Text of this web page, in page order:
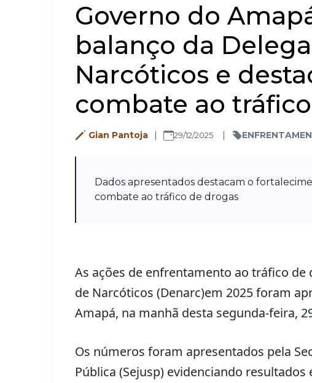
Governo do
balanço da
Narcóticos e
combate ao
Gian Pantoja 29/12/2025
Dados apresentados destacam o
combate ao tráfico de drogas
As ações de enfrentamento ao tráfico de
de Narcóticos (Denarc)em 2025 foram
Amapá, na manhã desta segunda-feira,
Os números foram apresentados pela
Pública (Sejusp) evidenciando